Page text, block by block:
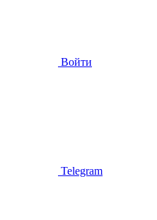
Войти
Telegram